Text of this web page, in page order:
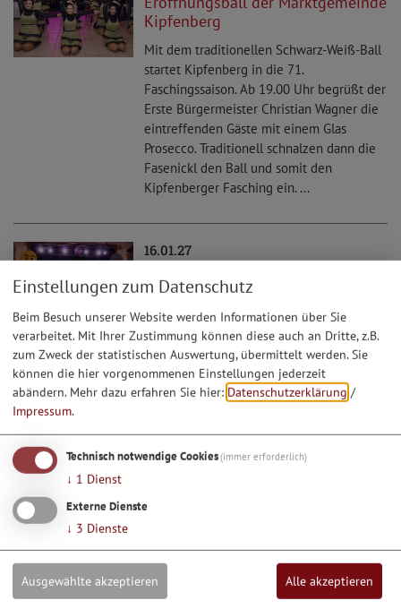
Kipfenberg
Mit dem traditionellen Schwarz-Weiß-Ball
startet Kipfenberg in die 71.
Faschingssaison. Ab 19.00 Uhr begrüßt der
Erste Bürgermeister Christian Wagner die
eintreffenden Gäste mit einem Glas
Prosecco. Traditionell schnalzen dann die
Fasenickl den Ball und somit den
Kipfenberger Fasching ein. ...
16.01.27
Fasenickl Party
Dieser Betrieb auch hier:
Übernachten
Essen & Trinken
Möchten Sie von Google Maps bereitgestellte externe
Inhalte laden?
Einstellungen zum Datenschutz
Beim Besuch unserer Website werden Informationen über Sie
verarbeitet. Mit Ihrer Zustimmung können diese auch an Dritte, z.B.
zum Zweck der statistischen Auswertung, übermittelt werden. Sie
können die hier vorgenommenen Einstellungen jederzeit
abändern. Mehr dazu erfahren Sie hier: Datenschutzerklärung /
Impressum.
Technisch notwendige Cookies(immer erforderlich)
↓ 1 Dienst
Externe Dienste
↓ 3 Dienste
Ausgewählte akzeptieren Alle akzeptieren